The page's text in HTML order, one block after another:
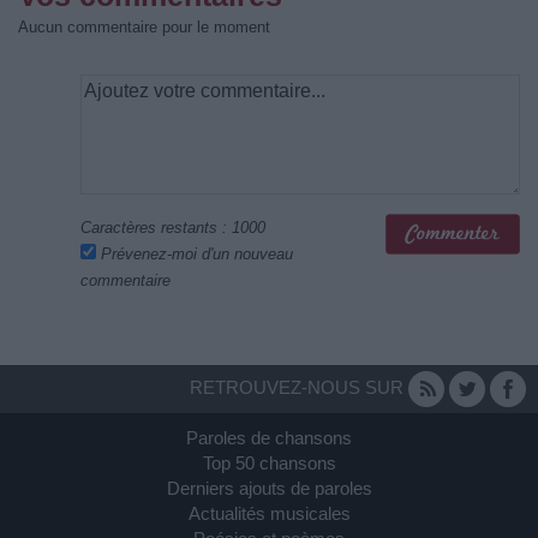
Aucun commentaire pour le moment
Caractères restants : 1000
Prévenez-moi d'un nouveau
commentaire
RETROUVEZ-NOUS SUR
Paroles de chansons
Top 50 chansons
Derniers ajouts de paroles
Actualités musicales